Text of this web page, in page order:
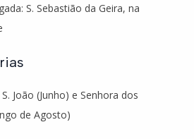
S. Sebastião da Geira, na
João (Junho) e Senhora dos
de Agosto)